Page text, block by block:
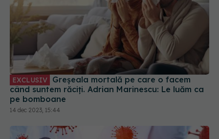
EXCLUSIV
când suntem răciți. Adrian Marinescu: Le luăm ca
pe bomboane
14 dec 2023, 15:44